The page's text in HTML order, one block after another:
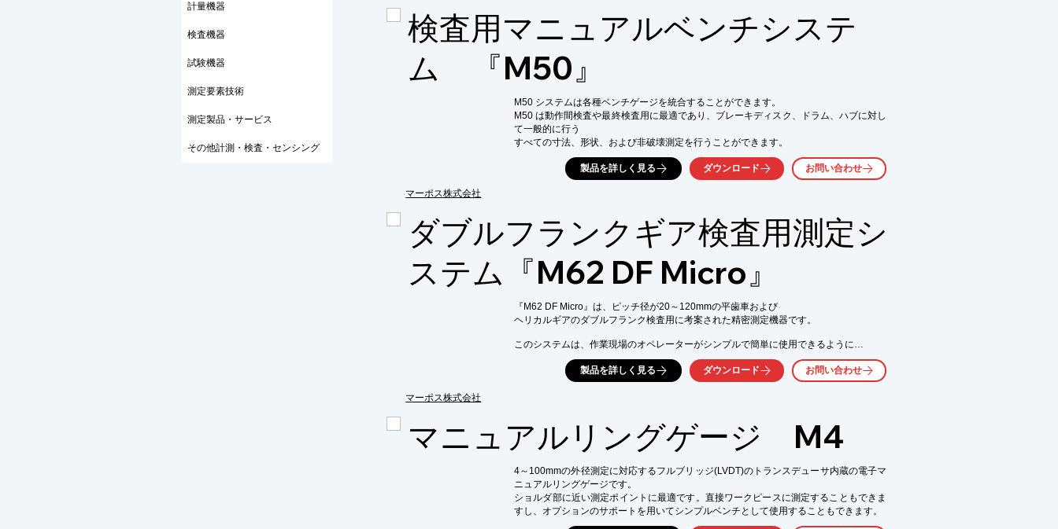
計量機器
検査機器
試験機器
測定要素技術
測定製品・サービス
その他計測・検査・センシング
■LVDTまたはHBTトランスデューサ
■標準で5mmから125mm、それ以上の直径も測定対応可能
■専用設計：柔軟にカスタマイズが可能
■オプション：ゲージスタンド(セッティングピンスロット有/無)
※詳しくはPDF資料をご覧いただくか、お気軽にお問い合わせ下さい。
検査用マニュアルベンチシステ
ム 『M50』
マーポス株式会社
M50 システムは各種ベンチゲージを統合することができます。
M50 は動作間検査や最終検査用に最適であり、ブレーキディスク、ドラム、ハブに対し
て一般的に行う
すべての寸法、形状、および非破壊測定を行うことができます。
製品を詳しく見る ダウンロード お問い合わせ
ダブルフランクギア検査用測定シ
ステム『M62 DF Micro』
マーポス株式会社
『M62 DF Micro』は、ピッチ径が20～120mmの平歯車および
ヘリカルギアのダブルフランク検査用に考案された精密測定機器です。
このシステムは、作業現場のオペレーターがシンプルで簡単に使用できるように
設計。一般的なパラメーターは、E9066T産業用コンピューター上で数値および
グラフィック表示によりすばやく評価可能です。
■一般的なパラメーターは、E9066T産業用コンピューター上で数値
およびグラフィック表示によりすばやく評価可能
■オプション：ピッチ径が120～300mmの歯車用追加ベース構造
※詳しくはPDFをダウンロードしていただくか、お気軽にお問い合わせください。
製品を詳しく見る ダウンロード お問い合わせ
マニュアルリングゲージ M4
4～100mmの外径測定に対応するフルブリッジ(LVDT)のトランスデューサ内蔵の電子マ
ニュアルリングゲージです。
ショルダ部に近い測定ポイントに最適です。直接ワークピースに測定することもできま
すし、オプションのサポートを用いてシンプルベンチとして使用することもできます。